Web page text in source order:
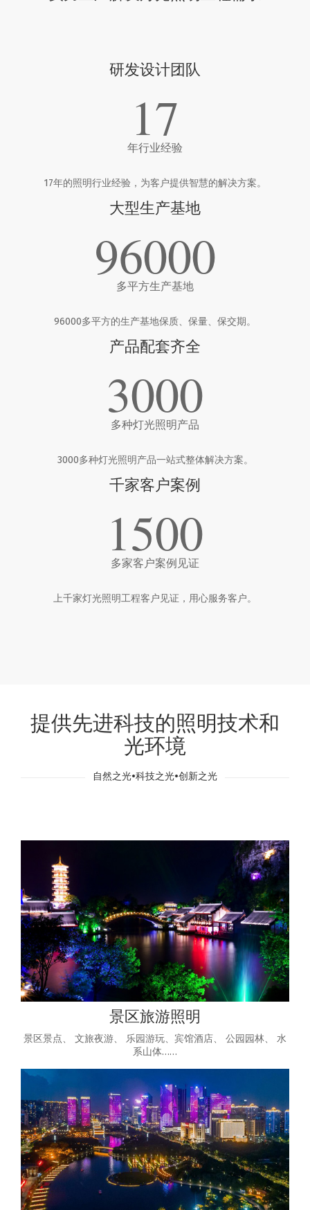
研发设计团队
17
年行业经验
17年的照明行业经验，为客户提供智慧的解决方案。
大型生产基地
96000
多平方生产基地
96000多平方的生产基地保质、保量、保交期。
产品配套齐全
3000
多种灯光照明产品
3000多种灯光照明产品一站式整体解决方案。
千家客户案例
1500
多家客户案例见证
上千家灯光照明工程客户见证，用心服务客户。
提供先进科技的照明技术和
光环境
自然之光•科技之光•创新之光
景区旅游照明
景区景点、 文旅夜游、 乐园游玩、宾馆酒店、 公园园林、 水
系山体……